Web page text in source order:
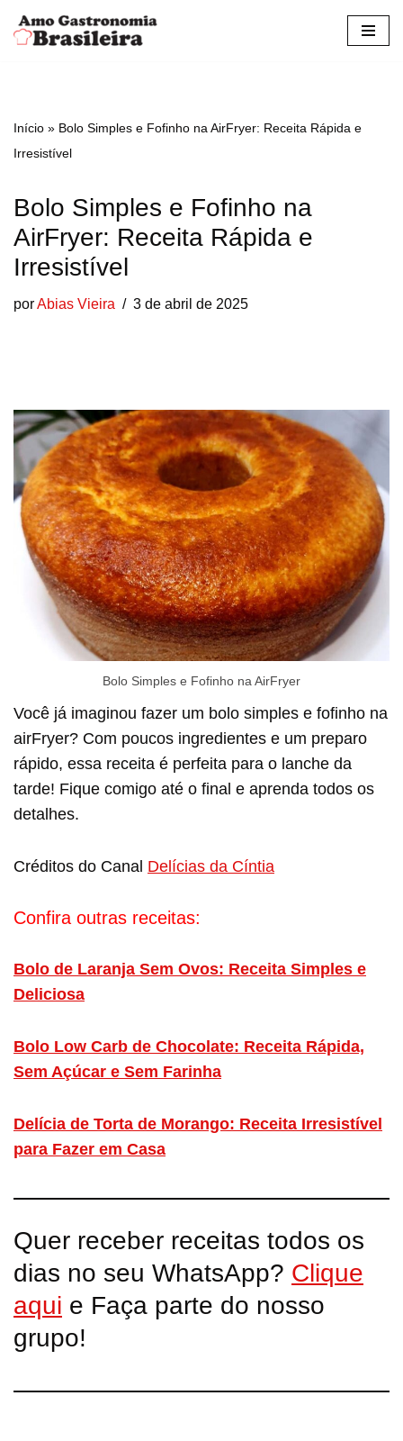
Pular
conteúdo
Início » Bolo Simples e Fofinho na AirFryer: Receita Rápida e
Irresistível
Bolo Simples e Fofinho na
AirFryer: Receita Rápida e
Irresistível
porAbias Vieira 3 de abril de 2025
Bolo Simples e Fofinho na AirFryer
Você já imaginou fazer um bolo simples e fofinho na
airFryer? Com poucos ingredientes e um preparo
rápido, essa receita é perfeita para o lanche da
tarde! Fique comigo até o final e aprenda todos os
detalhes.
Créditos do Canal Delícias da Cíntia
Confira outras receitas:
Bolo de Laranja Sem Ovos: Receita Simples e
Deliciosa
Bolo Low Carb de Chocolate: Receita Rápida,
Sem Açúcar e Sem Farinha
Delícia de Torta de Morango: Receita Irresistível
para Fazer em Casa
Quer receber receitas todos os
dias no seu WhatsApp? Clique
aqui e Faça parte do nosso
grupo!